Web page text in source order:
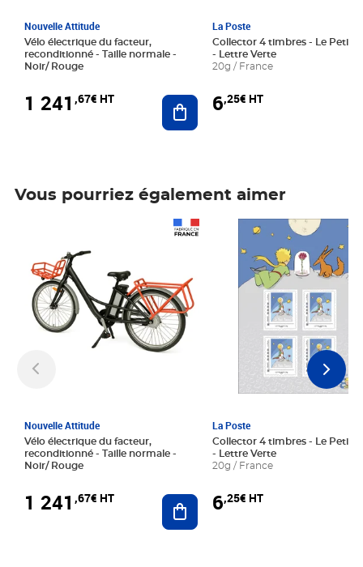
Nouvelle Attitude
Vélo électrique du facteur,
reconditionné - Taille normale -
Noir/ Rouge
1 241 ,67€ HT Ajouter au panier
La Poste
Collector 4 timbres - Le Petit
- Lettre Verte
20g / France
6,25€ HT
Vous pourriez également aimer
Nouvelle Attitude
Vélo électrique du facteur,
reconditionné - Taille normale -
Noir/ Rouge
1 241 ,67€ HT Ajouter au panier
La Poste
Collector 4 timbres - Le Petit
- Lettre Verte
20g / France
6,25€ HT
Prix 6,25€ HT